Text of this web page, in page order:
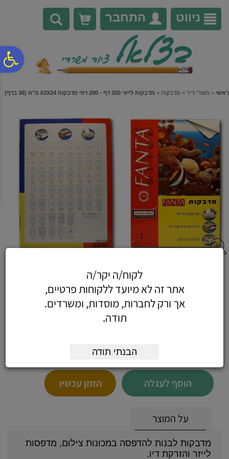
נגישות
אתר
המרכזי
ניווט התחבר 0
ראשי > מוצרי נייר > מדבקות > מדבקות לייזר 200 דף - 200 דפי מדבקות 63X24 מ"מ (36 בדף)
63X24 מ"מ (36 בדף)
הוסף לעגלה הזמן עכשיו
על המוצר
מדבקות לבנות להדפסה במכונות צילום, מדפסות
לייזר והזרקת דיו.
לקוח/ה יקר/ה
אתר זה לא מיועד ללקוחות פרטיים,
אך ורק לחברות, מוסדות, ומשרדים.
תודה.
הבנתי תודה